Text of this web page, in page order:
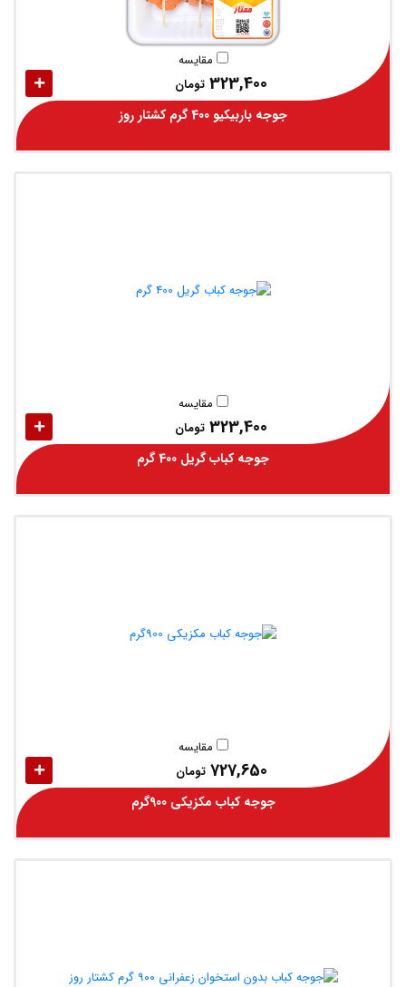
مقایسه
323,400 تومان
جوجه باربیکیو 400 گرم کشتار روز
مقایسه
323,400 تومان
جوجه کباب گریل 400 گرم
مقایسه
727,650 تومان
جوجه کباب مکزیکی 900گرم